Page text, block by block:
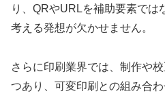
り、QRやURLを補助要素では
考える発想が欠かせません。
さらに印刷業界では、制作や
つあり、可変印刷との組み合